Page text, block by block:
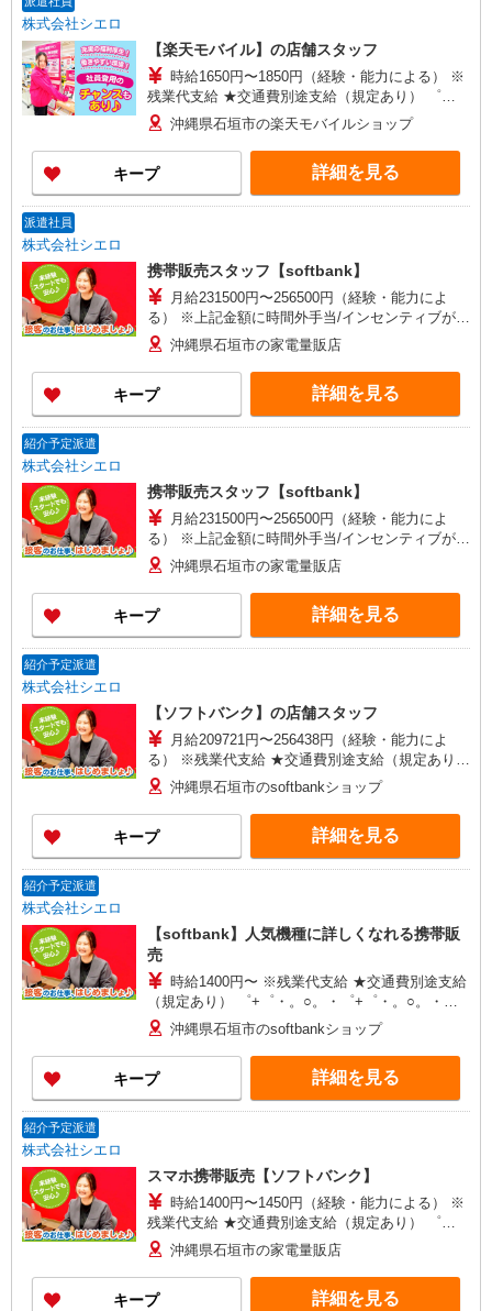
株式会社シエロ
【楽天モバイル】の店舗スタッフ
時給1650円〜1850円（経験・能力による） ※
残業代支給 ★交通費別途支給（規定あり） ゜
+゜・。○。・゜+゜・。○。・゜+゜ 入社祝い金10
万円支給(規定有) お友達を紹介頂くと, インセンテ
ィブ支給(規定有) ★月2回払い・週払い可能（規程
有）★ ゜・。○。・゜+゜・。○。・゜+゜
沖縄県石垣市の楽天モバイルショップ
キープ 詳細を見る
派遣社員
株式会社シエロ
携帯販売スタッフ【softbank】
月給231500円〜256500円（経験・能力によ
る） ※上記金額に時間外手当/インセンティブが加
算 ・賞与あり・時間外手当あり（平均残業時間：
10h/月）・地域手当/職能手当あり・Workstyle支
援金（4000円/月）あり・実績によりインセンティ
ブあり ★交通費別途支給（規定あり） ゜+゜・。
○。・゜+゜・。○。・゜+゜ 入社祝い金10万円支
沖縄県石垣市の家電量販店
キープ 詳細を見る
紹介予定派遣
株式会社シエロ
携帯販売スタッフ【softbank】
月給231500円〜256500円（経験・能力によ
る） ※上記金額に時間外手当/インセンティブが加
算 ・賞与あり・時間外手当あり（平均残業時間：
10h/月）・地域手当/職能手当あり・Workstyle支
援金（4000円/月）あり・実績によりインセンティ
ブあり ★交通費別途支給（規定あり） ゜+゜・。
○。・゜+゜・。○。・゜+゜ 入社祝い金10万円支
沖縄県石垣市の家電量販店
キープ 詳細を見る
紹介予定派遣
株式会社シエロ
【ソフトバンク】の店舗スタッフ
月給209721円〜256438円（経験・能力によ
る） ※残業代支給 ★交通費別途支給（規定あり）
゜+゜・。○。・゜+゜・。○。・゜+゜ 入社祝い金
10万円支給(規定有) お友達を紹介頂くと, インセン
ティブ支給(規定有) ゜・。○。・゜+゜・。
○。・゜+゜
沖縄県石垣市のsoftbankショップ
キープ 詳細を見る
紹介予定派遣
株式会社シエロ
【softbank】人気機種に詳しくなれる携帯販
売
時給1400円〜 ※残業代支給 ★交通費別途支給
（規定あり） ゜+゜・。○。・゜+゜・。○。・゜
+゜ 入社祝い金10万円支給(規定有) お友達を紹介
頂くと, インセンティブ支給(規定有) ★月2回払
い・週払い可能（規程有）★ ゜・。○。・゜
+゜・。○。・゜+゜
沖縄県石垣市のsoftbankショップ
キープ 詳細を見る
紹介予定派遣
株式会社シエロ
スマホ携帯販売【ソフトバンク】
時給1400円〜1450円（経験・能力による） ※
残業代支給 ★交通費別途支給（規定あり） ゜
+゜・。○。・゜+゜・。○。・゜+゜ 入社祝い金10
万円支給(規定有) お友達を紹介頂くと, インセンテ
ィブ支給(規定有) ★月2回払い・週払い可能（規程
有）★ ゜・。○。・゜+゜・。○。・゜+゜
沖縄県石垣市の家電量販店
キープ 詳細を見る